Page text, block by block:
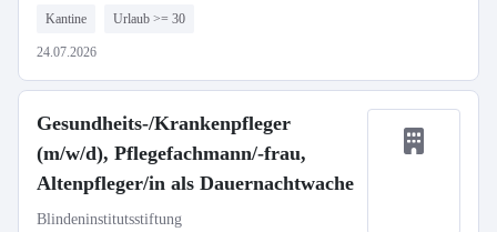
Kantine Urlaub >= 30
24.07.2026
Gesundheits-/Krankenpfleger
(m/w/d), Pflegefachmann/-frau,
Altenpfleger/in als Dauernachtwache
Blindeninstitutsstiftung